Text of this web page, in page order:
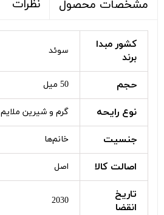
مشخصات محصول نظرات
کشور مبدا
برند
سوئد
حجم 50 میل
نوع رایحه گرم و شیرین ملایم
جنسیت خانم‌ها
اصالت کالا اصل
تاریخ
انقضا
2030